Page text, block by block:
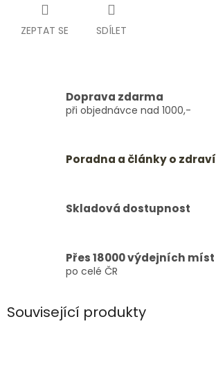
ZEPTAT SE SDÍLET
Doprava zdarma
při objednávce nad 1000,-
Poradna a články o zdraví
Skladová dostupnost
Přes 18000 výdejních míst
po celé ČR
Související produkty